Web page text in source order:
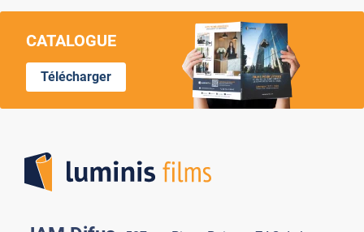
CATALOGUE
Télécharger